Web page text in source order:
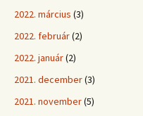
2022. március (3)
2022. február(2)
2022. január(2)
2021. december(3)
2021. november(5)